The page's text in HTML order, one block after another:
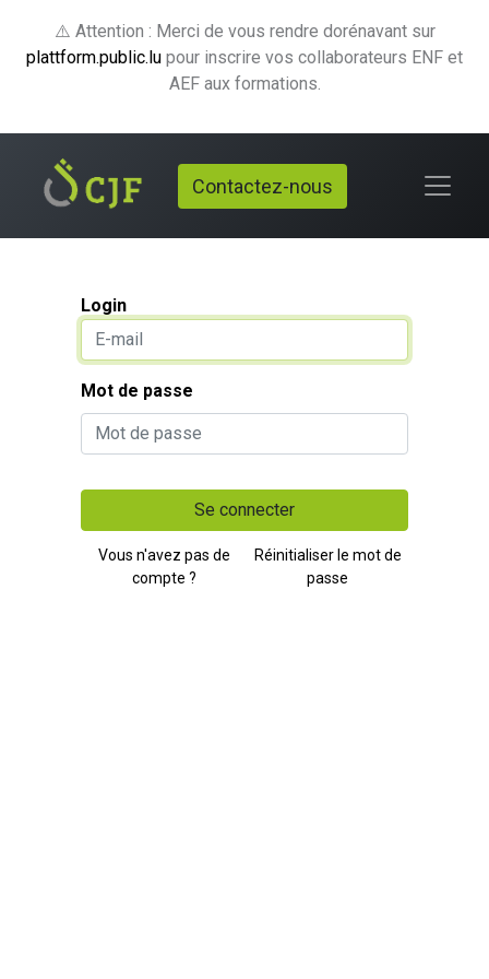
⚠️ Attention : Merci de vous rendre dorénavant sur
plattform.public.lu pour inscrire vos collaborateurs ENF et
AEF aux formations.
Contactez-nous
Login
Mot de passe
Se connecter
Vous n'avez pas de
compte ?
Réinitialiser le mot de
passe